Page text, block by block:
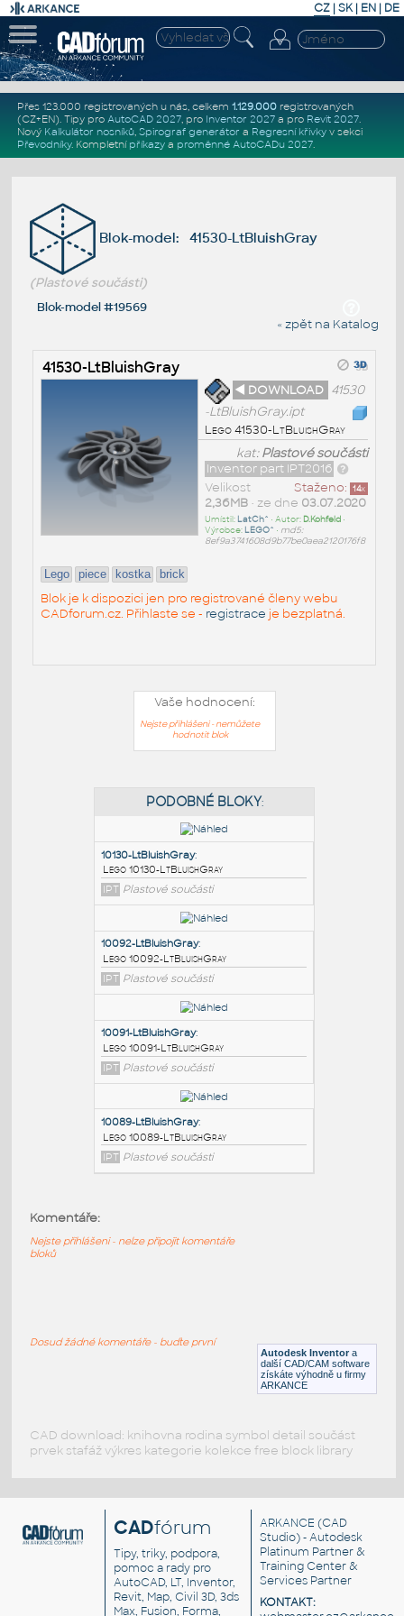
CZ | SK| EN | DE
Přes 123.000 registrovaných u nás, celkem 1.129.000registrovaných
(CZ+EN). Tipy pro AutoCAD 2027, pro Inventor 2027a pro Revit 2027.
Nový Kalkulátor nosníků, Spirograf generátor a Regresní křivkyv sekci
Převodníky. Kompletní příkazya proměnné AutoCADu 2027.
Blok-model: 41530-LtBluishGray
(Plastové součásti)
Blok-model #19569
« zpět na Katalog
41530-LtBluishGray
◄ DOWNLOAD 41530
-LtBluishGray.ipt
Lego 41530-LtBluishGray
kat:Plastové součásti
Inventor part IPT2016
Staženo: 14x
Velikost
2,36MB• ze dne 03.07.2020
Umístil: LatCh^ • Autor: D.Kohfeld•
Výrobce: LEGO^ • md5:
8ef9a3741608d9b77be0aea2120176f8
Lego piece kostka brick
Blok je k dispozici jen pro registrované členy webu
CADforum.cz. Přihlaste se - registrace je bezplatná.
Vaše hodnocení:
Nejste přihlášeni - nemůžete
hodnotit blok
PODOBNÉ BLOKY
10130-LtBluishGray
Lego 10130-LtBluishGray
IPT Plastové součásti
10092-LtBluishGray:
Lego 10092-LtBluishGray
IPT
Plastové součásti
Lego 10089-LtBluishGray
Autodesk Inventor a
další CAD/CAM software
získáte výhodně u firmy
ARKANCE
Komentáře:
Nejste přihlášeni - nelze připojit komentáře
bloků
Dosud žádné komentáře - buďte první
CAD download: knihovna rodina symbol detail součást
prvek stafáž výkres kategorie kolekce free block library
CADfórum
Tipy, triky, podpora,
pomoc a rady pro
AutoCAD, LT, Inventor,
Revit, Map, Civil 3D, 3ds
Max, Fusion, Forma,
ARKANCE (CAD
Studio) - Autodesk
Platinum Partner &
Training Center &
Services Partner
KONTAKT: